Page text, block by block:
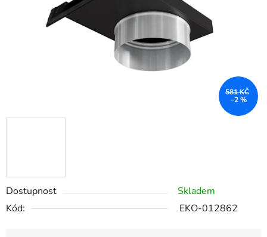
Dostupnost
Skladem
Kód:
EKO-012862
581 KČ
–2 %